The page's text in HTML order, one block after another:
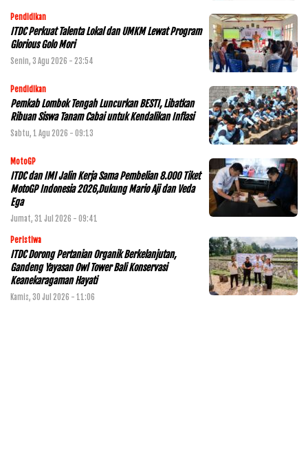
Pendidikan
ITDC Perkuat Talenta Lokal dan UMKM Lewat Program
Glorious Golo Mori
Senin, 3 Agu 2026 - 23:54
Pendidikan
Pemkab Lombok Tengah Luncurkan BESTI, Libatkan
Ribuan Siswa Tanam Cabai untuk Kendalikan Inflasi
Sabtu, 1 Agu 2026 - 09:13
MotoGP
ITDC dan IMI Jalin Kerja Sama Pembelian 8.000 Tiket
MotoGP Indonesia 2026,Dukung Mario Aji dan Veda
Ega
Jumat, 31 Jul 2026 - 09:41
Peristiwa
ITDC Dorong Pertanian Organik Berkelanjutan,
Gandeng Yayasan Owl Tower Bali Konservasi
Keanekaragaman Hayati
Kamis, 30 Jul 2026 - 11:06